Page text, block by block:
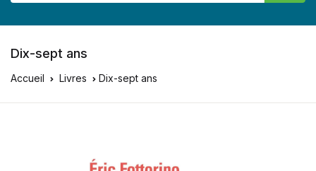
Dix-sept ans
Accueil Livres Dix-sept ans